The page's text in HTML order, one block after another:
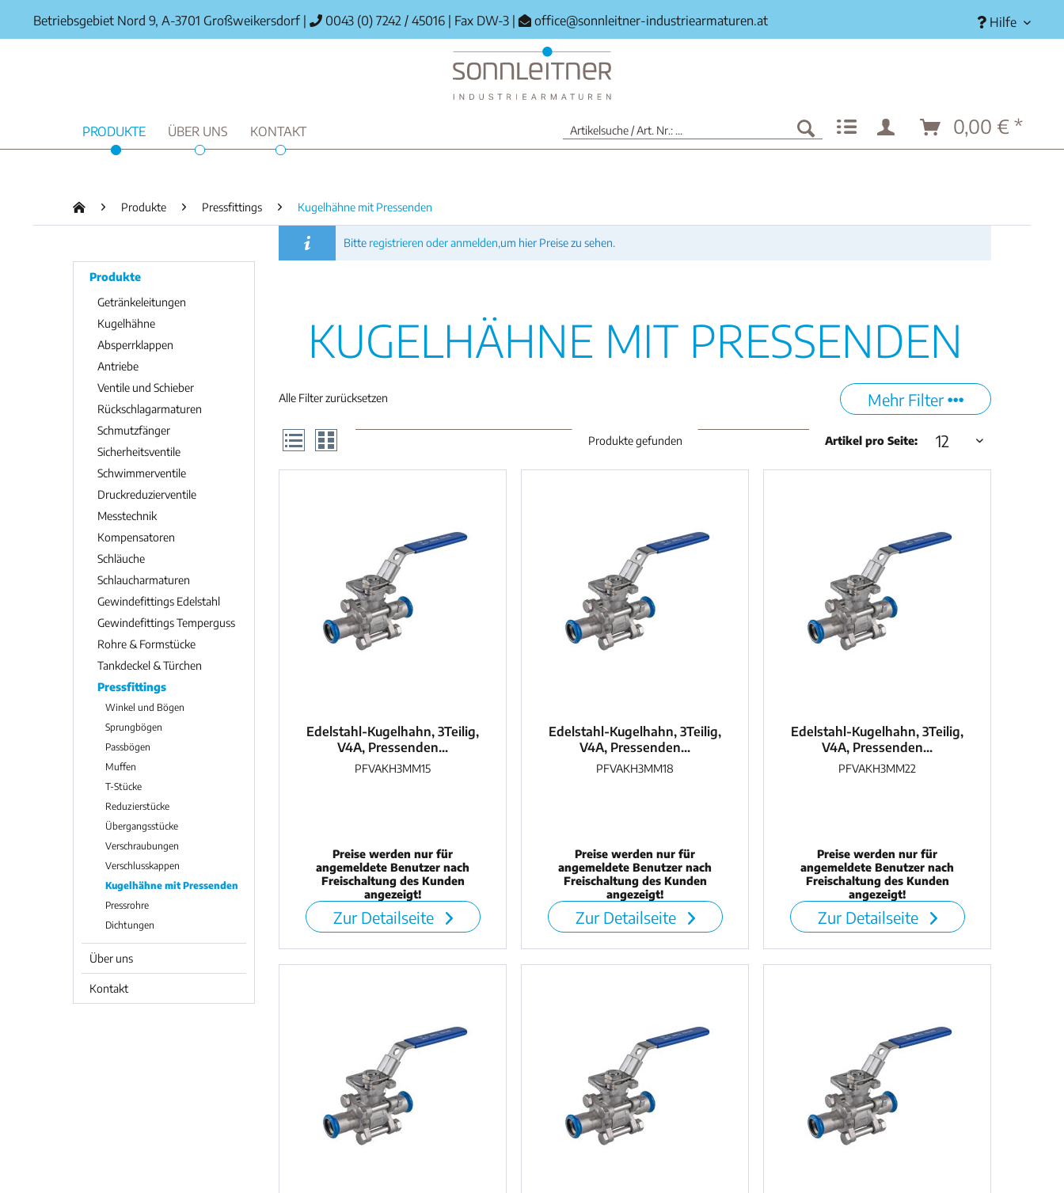
Betriebsgebiet Nord 9, A-3701 Großweikersdorf 0043 (0) 7242 / 45016 Fax DW-3 office@sonnleitner-industriearmaturen.at Hilfe
PRODUKTE ÜBER UNS KONTAKT 0,00 € *
Produkte Pressfittings Kugelhähne mit Pressenden
Produkte
Getränkeleitungen
Kugelhähne
Absperrklappen
Antriebe
Ventile und Schieber
Rückschlagarmaturen
Schmutzfänger
Sicherheitsventile
Schwimmerventile
Druckreduzierventile
Messtechnik
Kompensatoren
Schläuche
Schlaucharmaturen
Gewindefittings Edelstahl
Gewindefittings Temperguss
Rohre & Formstücke
Tankdeckel & Türchen
Pressfittings
Winkel und Bögen
Sprungbögen
Passbögen
Muffen
T-Stücke
Reduzierstücke
Übergangsstücke
Verschraubungen
Verschlusskappen
Kugelhähne mit Pressenden
Pressrohre
Dichtungen
Über uns
Kontakt
Bitte registrieren oder anmelden,um hier Preise zu sehen.
KUGELHÄHNE MIT PRESSENDEN
Alle Filter zurücksetzen Mehr Filter
Produkte gefunden Artikel pro Seite:
Edelstahl-Kugelhahn, 3Teilig,
V4A, Pressenden...
PFVAKH3MM15
Preise werden nur für
angemeldete Benutzer nach
Freischaltung des Kunden
angezeigt!
Zur Detailseite
Edelstahl-Kugelhahn, 3Teilig,
V4A, Pressenden...
PFVAKH3MM18
Preise werden nur für
angemeldete Benutzer nach
Freischaltung des Kunden
angezeigt!
Zur Detailseite
Edelstahl-Kugelhahn, 3Teilig,
V4A, Pressenden...
PFVAKH3MM22
Preise werden nur für
angemeldete Benutzer nach
Freischaltung des Kunden
angezeigt!
Zur Detailseite